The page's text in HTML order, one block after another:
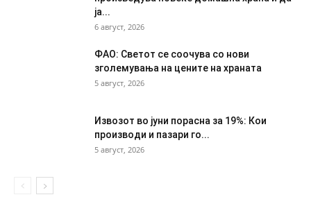
ја...
6 август, 2026
ФАО: Светот се соочува со нови
зголемувања на цените на храната
5 август, 2026
Извозот во јуни порасна за 19%: Кои
производи и пазари го...
5 август, 2026